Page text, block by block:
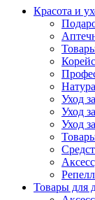
Красота и
Уход
Уход
Уход
Товары для